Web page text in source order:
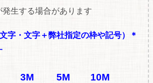
生する場合があります
字・文字＋弊社指定の枠や記号）
＊
3M 5M
10M